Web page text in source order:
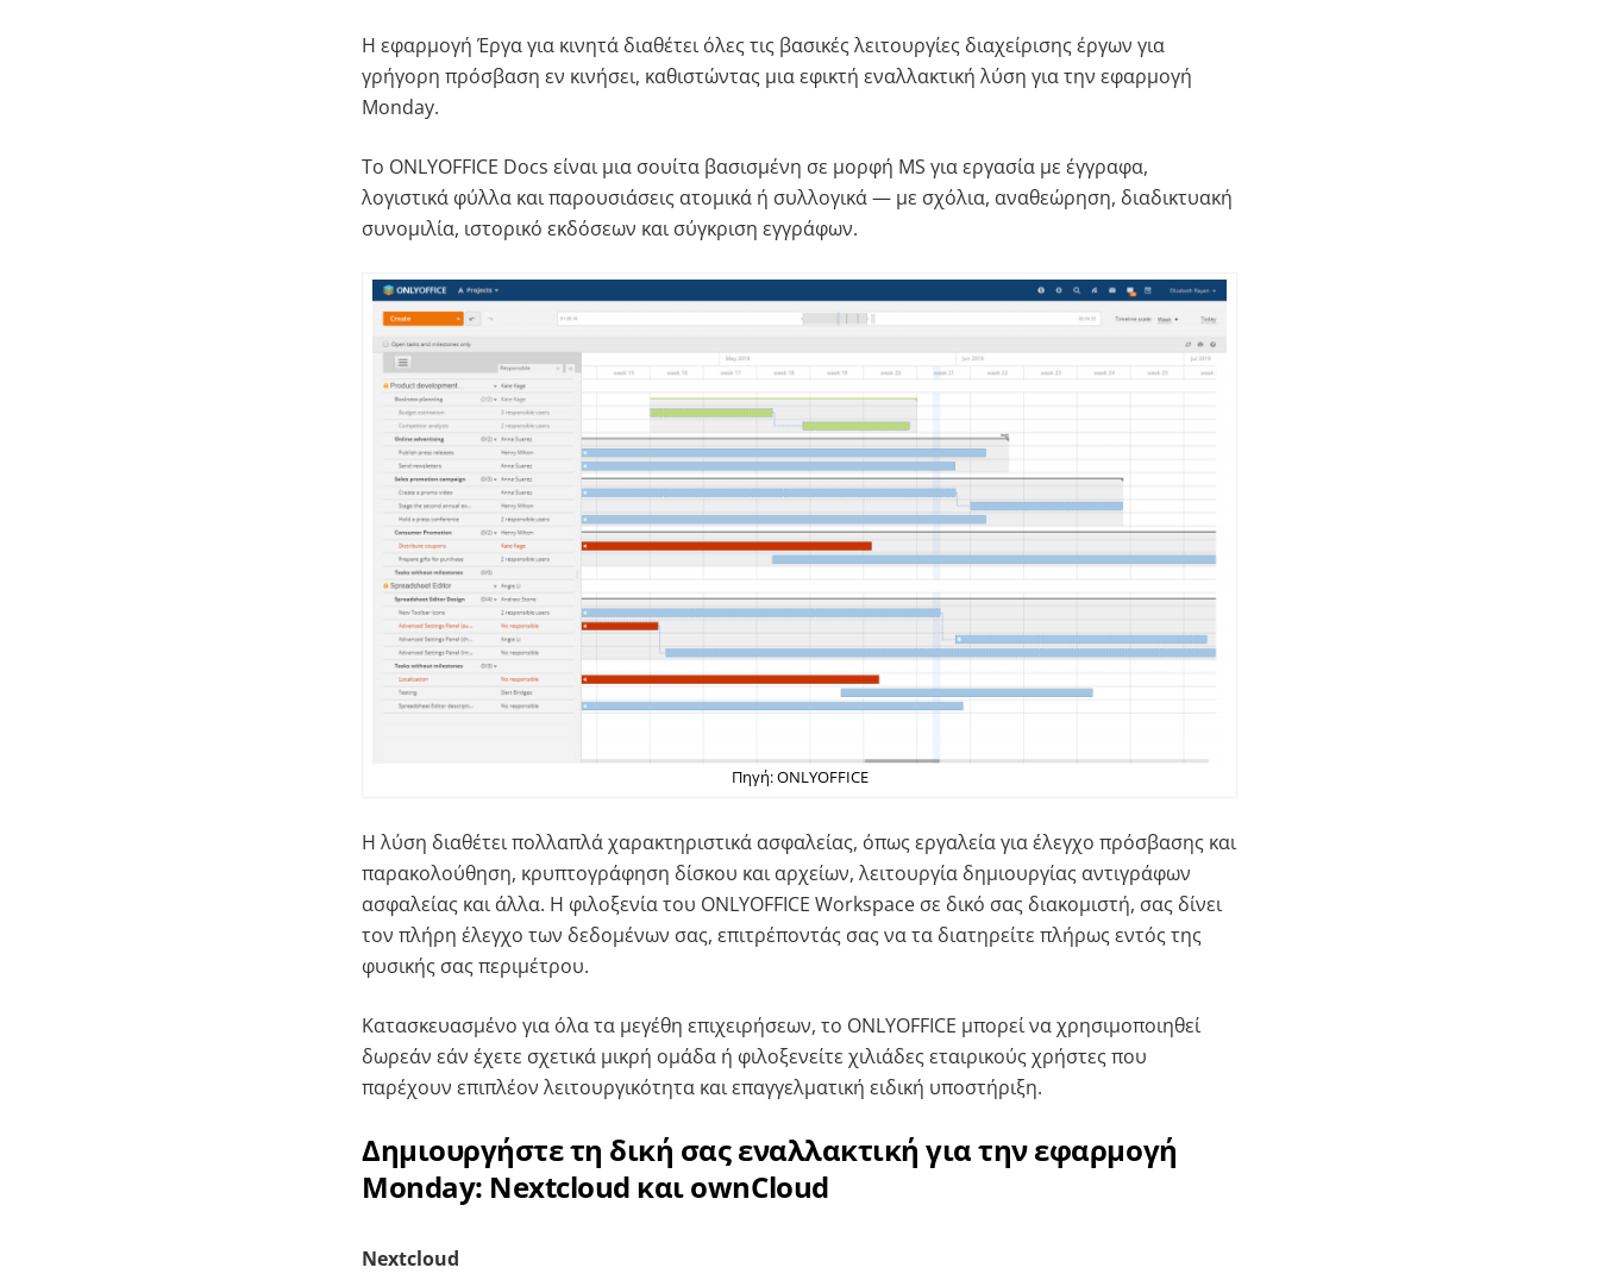
Η εφαρμογή Έργα για κινητά διαθέτει όλες τις βασικές λειτουργίες διαχείρισης έργων για
γρήγορη πρόσβαση εν κινήσει, καθιστώντας μια εφικτή εναλλακτική λύση για την εφαρμογή
Monday.
Το ONLYOFFICE Docs είναι μια σουίτα βασισμένη σε μορφή MS για εργασία με έγγραφα,
λογιστικά φύλλα και παρουσιάσεις ατομικά ή συλλογικά — με σχόλια, αναθεώρηση, διαδικτυακή
συνομιλία, ιστορικό εκδόσεων και σύγκριση εγγράφων.
Πηγή: ONLYOFFICE
Η λύση διαθέτει πολλαπλά χαρακτηριστικά ασφαλείας, όπως εργαλεία για έλεγχο πρόσβασης και
παρακολούθηση, κρυπτογράφηση δίσκου και αρχείων, λειτουργία δημιουργίας αντιγράφων
ασφαλείας και άλλα. Η φιλοξενία του ONLYOFFICE Workspace σε δικό σας διακομιστή, σας δίνει
τον πλήρη έλεγχο των δεδομένων σας, επιτρέποντάς σας να τα διατηρείτε πλήρως εντός της
φυσικής σας περιμέτρου.
Κατασκευασμένο για όλα τα μεγέθη επιχειρήσεων, το ONLYOFFICE μπορεί να χρησιμοποιηθεί
δωρεάν εάν έχετε σχετικά μικρή ομάδα ή φιλοξενείτε χιλιάδες εταιρικούς χρήστες που
παρέχουν επιπλέον λειτουργικότητα και επαγγελματική ειδική υποστήριξη.
Δημιουργήστε τη δική σας εναλλακτική για την εφαρμογή
Monday: Nextcloud και ownCloud
Nextcloud